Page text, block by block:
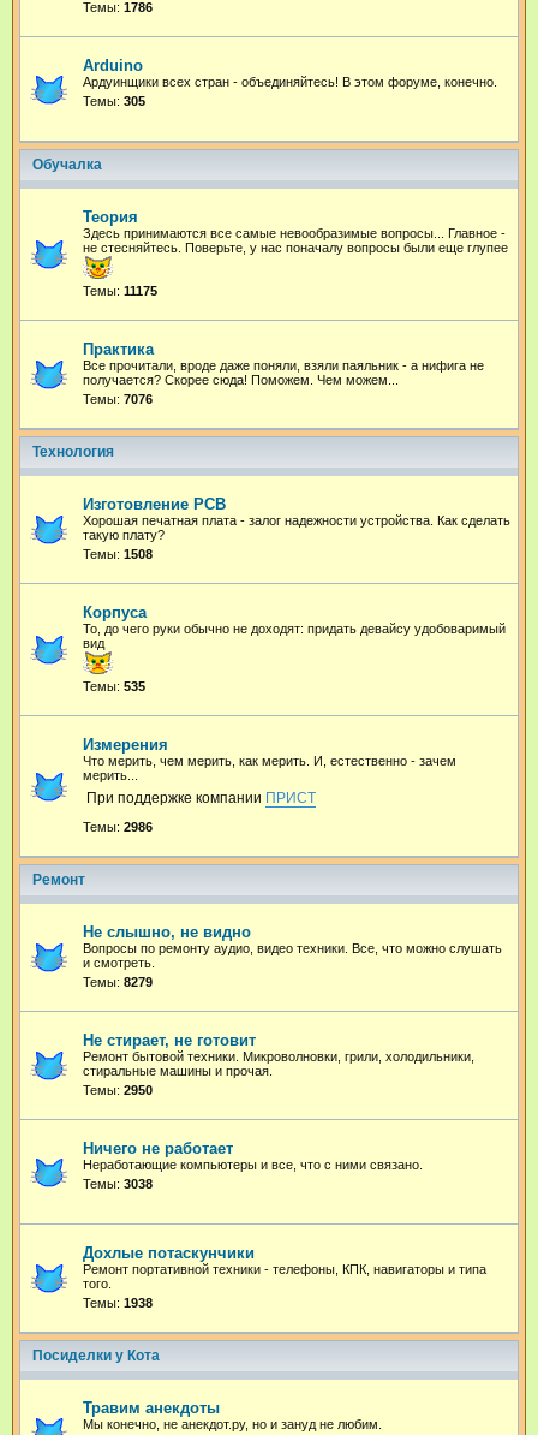
Темы: 1786
Arduino
Ардуинщики всех стран - объединяйтесь! В этом форуме, конечно.
Темы: 305
Обучалка
Теория
Здесь принимаются все самые невообразимые вопросы... Главное -
не стесняйтесь. Поверьте, у нас поначалу вопросы были еще глупее
Темы: 11175
Практика
Все прочитали, вроде даже поняли, взяли паяльник - а нифига не
получается? Скорее сюда! Поможем. Чем можем...
Темы: 7076
Технология
Изготовление PCB
Хорошая печатная плата - залог надежности устройства. Как сделать
такую плату?
Темы: 1508
Корпуса
То, до чего руки обычно не доходят: придать девайсу удобоваримый
вид
Темы: 535
Измерения
Что мерить, чем мерить, как мерить. И, естественно - зачем
мерить...
При поддержке компании ПРИСТ
Темы: 2986
Ремонт
Не слышно, не видно
Вопросы по ремонту аудио, видео техники. Все, что можно слушать
и смотреть.
Темы: 8279
Не стирает, не готовит
Ремонт бытовой техники. Микроволновки, грили, холодильники,
стиральные машины и прочая.
Темы: 2950
Ничего не работает
Неработающие компьютеры и все, что с ними связано.
Темы: 3038
Дохлые потаскунчики
Ремонт портативной техники - телефоны, КПК, навигаторы и типа
того.
Темы: 1938
Посиделки у Кота
Травим анекдоты
Мы конечно, не анекдот.ру, но и зануд не любим.